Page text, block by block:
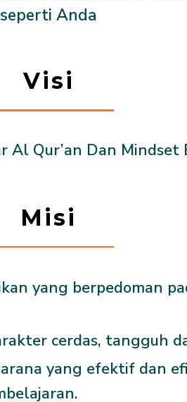
seperti Anda
Visi
Al Qur’an Dan Mindset
Misi
yang berpedoman
cerdas, tangguh
yang efektif dan